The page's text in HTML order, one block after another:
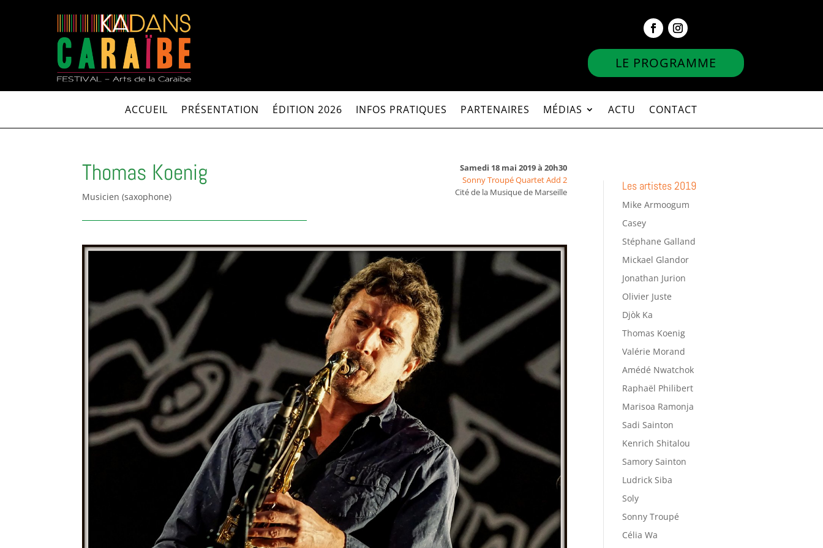
LE PROGRAMME
ACCUEIL PRÉSENTATION ÉDITION 2026 INFOS PRATIQUES PARTENAIRES MÉDIAS ACTU CONTACT
Thomas Koenig
Musicien (saxophone)
Samedi 18 mai 2019 à 20h30
Sonny Troupé Quartet Add 2
Cité de la Musique de Marseille
Les artistes 2019
Mike Armoogum
Casey
Stéphane Galland
Mickael Glandor
Jonathan Jurion
Olivier Juste
Djòk Ka
Thomas Koenig
Valérie Morand
Amédé Nwatchok
Raphaël Philibert
Marisoa Ramonja
Sadi Sainton
Kenrich Shitalou
Samory Sainton
Ludrick Siba
Soly
Sonny Troupé
Célia Wa